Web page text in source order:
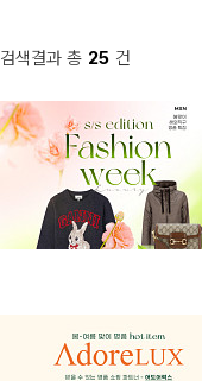
검색결과 총 25 건